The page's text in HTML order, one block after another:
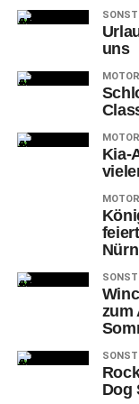
Vereine,
Mithelferund
das auch vom
uns
Kia-
zum
Dog